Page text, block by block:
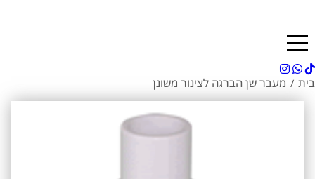
בית / מעבר שן הברגה לצינור משונן